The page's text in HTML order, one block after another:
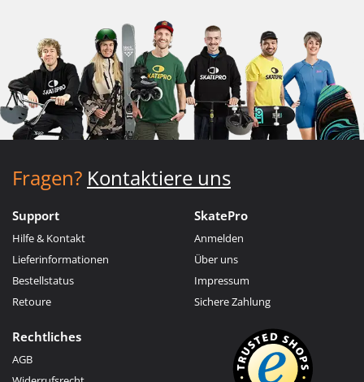
Fragen? Kontaktiere uns
Support
Hilfe & Kontakt
Lieferinformationen
Bestellstatus
Retoure
SkatePro
Anmelden
Über uns
Impressum
Sichere Zahlung
Rechtliches
AGB